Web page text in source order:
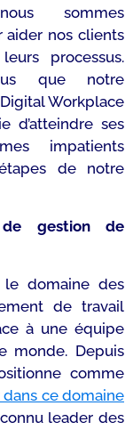
sommes
aider nos clients
processus.
que notre
Workplace
d’atteindre ses
impatients
de notre
de gestion de
domaine des
de travail
à une équipe
monde. Depuis
comme
dans ce domaine
leader des